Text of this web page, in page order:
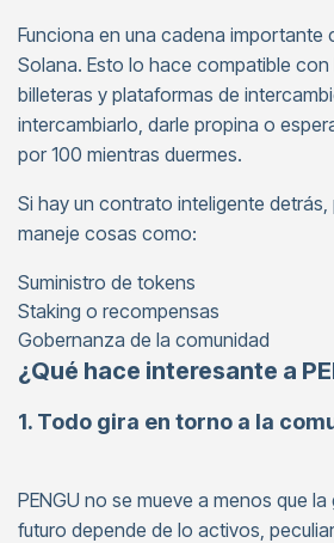
Funciona en una cadena importante
Solana. Esto lo hace compatible con
billeteras y plataformas de
intercambiarlo, darle propina o
por 100 mientras duermes.
Si hay un contrato inteligente
maneje cosas como:
Suministro de tokens
Staking o recompensas
Gobernanza de la comunidad
¿Qué hace interesante a
1. Todo gira en torno a la
PENGU no se mueve a menos que
futuro depende de lo activos,